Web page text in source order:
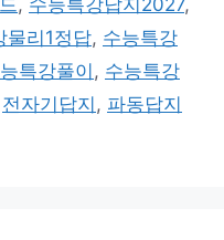
물리1정답, 수능특강
특강풀이 , 수능특강
전자기답지 , 파동답지